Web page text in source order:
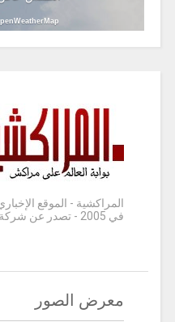
المراكشية - الموقع
في 2005 - تصدر عن شركة IMAR MED-SARL
معرض الصور